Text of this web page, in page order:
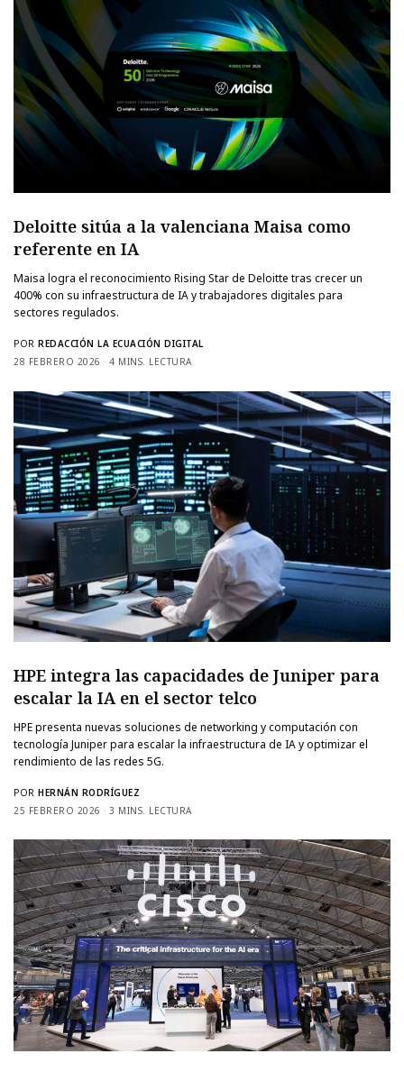
Deloitte sitúa a la valenciana Maisa como
referente en IA
Maisa logra el reconocimiento Rising Star de Deloitte tras crecer un
400% con su infraestructura de IA y trabajadores digitales para
sectores regulados.
POR REDACCIÓN LA ECUACIÓN DIGITAL
28 FEBRERO 2026
4 MINS. LECTURA
HPE integra las capacidades de Juniper para
escalar la IA en el sector telco
HPE presenta nuevas soluciones de networking y computación con
tecnología Juniper para escalar la infraestructura de IA y optimizar el
rendimiento de las redes 5G.
POR HERNÁN RODRÍGUEZ
25 FEBRERO 2026
3 MINS. LECTURA